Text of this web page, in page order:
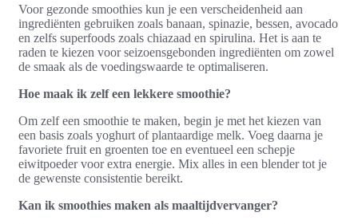
Voor gezonde smoothies kun je een verscheidenheid aan
ingrediënten gebruiken zoals banaan, spinazie, bessen, avocado
en zelfs superfoods zoals chiazaad en spirulina. Het is aan te
raden te kiezen voor seizoensgebonden ingrediënten om zowel
de smaak als de voedingswaarde te optimaliseren.
Hoe maak ik zelf een lekkere smoothie?
Om zelf een smoothie te maken, begin je met het kiezen van
een basis zoals yoghurt of plantaardige melk. Voeg daarna je
favoriete fruit en groenten toe en eventueel een schepje
eiwitpoeder voor extra energie. Mix alles in een blender tot je
de gewenste consistentie bereikt.
Kan ik smoothies maken als maaltijdvervanger?